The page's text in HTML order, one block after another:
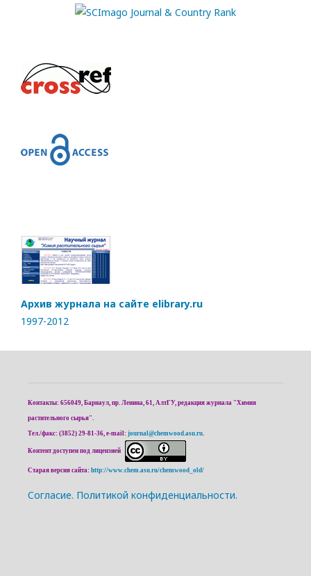
Архив журнала на сайте elibrary.ru
1997-2012
Контакты: 656049, Барнаул, пр. Ленина, 61, АлтГУ, редакция журнала "Химия
растительного сырья".
Тел./факс: (3852) 29-81-36, e-mail: journal@chemwood.asu.ru.
Контент доступен под лицензией
Старая версия сайта: http://www.chem.asu.ru/chemwood_old/
Cогласие. Политикой конфиденциальности.